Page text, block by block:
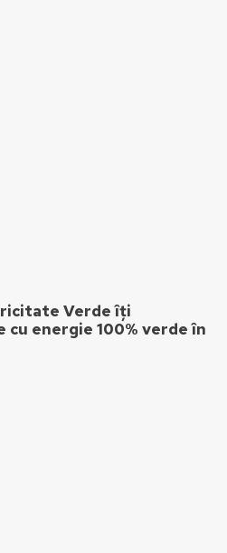
Verde îți
cu energie 100% verde în